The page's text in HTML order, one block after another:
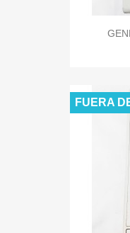
FUERA